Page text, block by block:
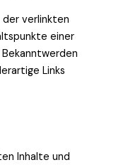
verlinkten
einer
Links
Inhalte und